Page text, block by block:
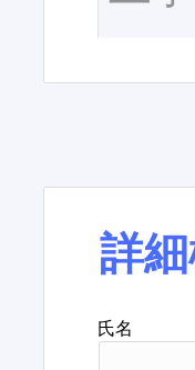
詳
氏名